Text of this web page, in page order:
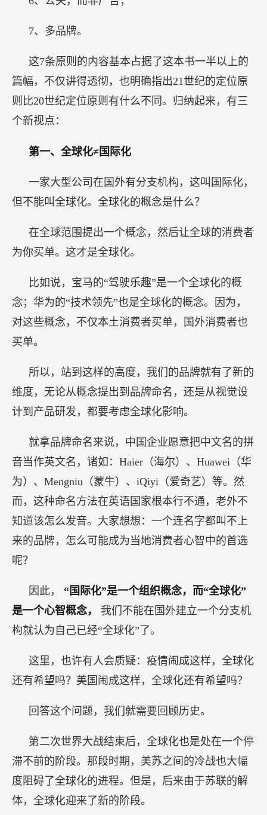
7、多品牌。
这7条原则的内容基本占据了这本书一半以上的
篇幅，不仅讲得透彻，也明确指出21世纪的定位原
则比20世纪定位原则有什么不同。归纳起来，有三
个新视点：
第一、全球化≠国际化
一家大型公司在国外有分支机构，这叫国际化，
但不能叫全球化。全球化的概念是什么？
在全球范围提出一个概念，然后让全球的消费者
为你买单。这才是全球化。
比如说，宝马的“驾驶乐趣”是一个全球化的概
念；华为的“技术领先”也是全球化的概念。因为，
对这些概念，不仅本土消费者买单，国外消费者也
买单。
所以，站到这样的高度，我们的品牌就有了新的
维度，无论从概念提出到品牌命名，还是从视觉设
计到产品研发，都要考虑全球化影响。
就拿品牌命名来说，中国企业愿意把中文名的拼
音当作英文名，诸如：Haier（海尔）、Huawei（华
为）、Mengniu（蒙牛）、iQiyi（爱奇艺）等。然
而，这种命名方法在英语国家根本行不通，老外不
知道该怎么发音。大家想想：一个连名字都叫不上
来的品牌，怎么可能成为当地消费者心智中的首选
呢？
因此， “国际化”是一个组织概念，而“全球化”
是一个心智概念， 我们不能在国外建立一个分支机
构就认为自己已经“全球化”了。
这里，也许有人会质疑：疫情闹成这样，全球化
还有希望吗？美国闹成这样，全球化还有希望吗？
回答这个问题，我们就需要回顾历史。
第二次世界大战结束后，全球化也是处在一个停
滞不前的阶段。那段时期，美苏之间的冷战也大幅
度阻碍了全球化的进程。但是，后来由于苏联的解
体，全球化迎来了新的阶段。